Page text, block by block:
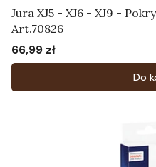
Jura XJ5 - XJ6 - XJ9 -
Art.70826
Cena
66,99 zł
Do